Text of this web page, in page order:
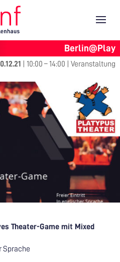
Berlin@Play
10:00 – 14:00 |Veranstaltung
Theater-Game mit Mixed
Sprache